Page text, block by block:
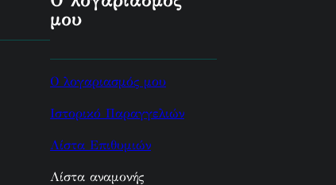
μου
Ο λογαριασμός μου
Ιστορικό Παραγγελιών
Λίστα Επιθυμιών
Λίστα αναμονής